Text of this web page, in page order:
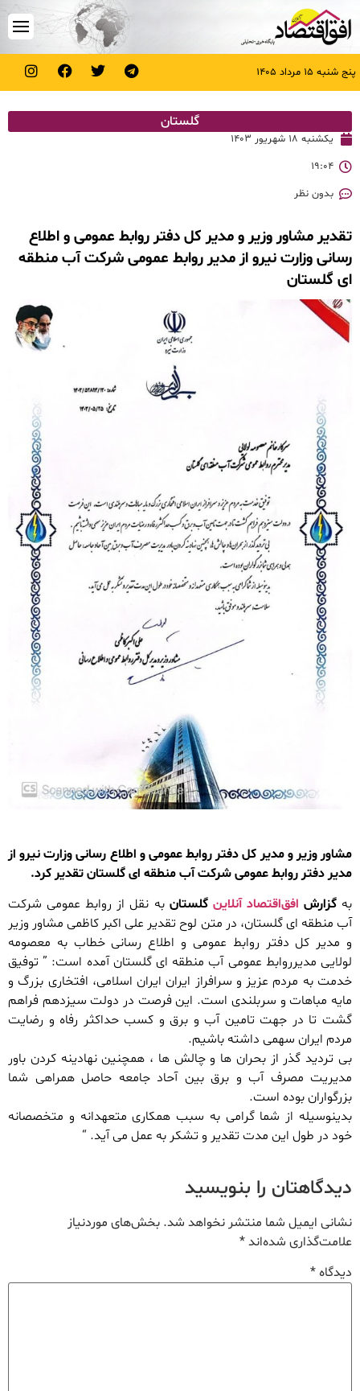
پنج شنبه ۱۵ مرداد ۱۴۰۵
گلستان
یکشنبه ۱۸ شهریور ۱۴۰۳
۱۹:۰۴
بدون نظر
تقدیر مشاور وزیر و مدیر کل دفتر روابط عمومی و اطلاع
رسانی وزارت نیرو از مدیر روابط عمومی شرکت آب منطقه
ای گلستان
مشاور وزیر و مدیر کل دفتر روابط عمومی و اطلاع رسانی وزارت نیرو از
مدیر دفتر روابط عمومی شرکت آب منطقه ای گلستان تقدیر کرد.
به گزارش افق‌اقتصاد آنلاین گلستان به نقل از روابط عمومی شرکت
آب منطقه ای گلستان، در متن لوح تقدیر علی اکبر کاظمی مشاور وزیر
و مدیر کل دفتر روابط عمومی و اطلاع رسانی خطاب به معصومه
لولایی مدیرروابط عمومی آب منطقه ای گلستان آمده است: ” توفیق
خدمت به مردم عزیز و سرافراز ایران ایران اسلامی، افتخاری بزرگ و
مایه مباهات و سربلندی است. این فرصت در دولت سیزدهم فراهم
گشت تا در جهت تامین آب و برق و کسب حداکثر رفاه و رضایت
مردم ایران سهمی داشته باشیم.
بی تردید گذر از بحران ها و چالش ها ، همچنین نهادینه کردن باور
مدیریت مصرف آب و برق بین آحاد جامعه حاصل همراهی شما
بزرگواران بوده است.
بدینوسیله از شما گرامی به سبب همکاری متعهدانه و متخصصانه
خود در طول این مدت تقدیر و تشکر به عمل می آید. “
دیدگاهتان را بنویسید
نشانی ایمیل شما منتشر نخواهد شد. بخش‌های موردنیاز
علامت‌گذاری شده‌اند*
دیدگاه*